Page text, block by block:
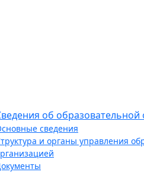
об образовательной
сведения
и органы управления